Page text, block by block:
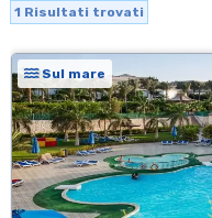
1 Risultati trovati
Sul mare